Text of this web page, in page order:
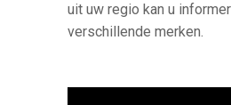
uit uw regio kan u
verschillende merken.